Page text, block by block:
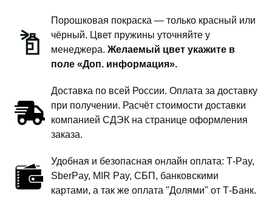
Порошковая покраска — только красный или
чёрный. Цвет пружины уточняйте у
менеджера. Желаемый цвет укажите в
поле «Доп. информация».
Доставка по всей России. Оплата за доставку
при получении. Расчёт стоимости доставки
компанией СДЭК на странице оформления
заказа.
Удобная и безопасная онлайн оплата: T‑Pay,
SberPay, MIR Pay, СБП, банковскими
картами, а так же оплата "Долями" от Т-Банк.